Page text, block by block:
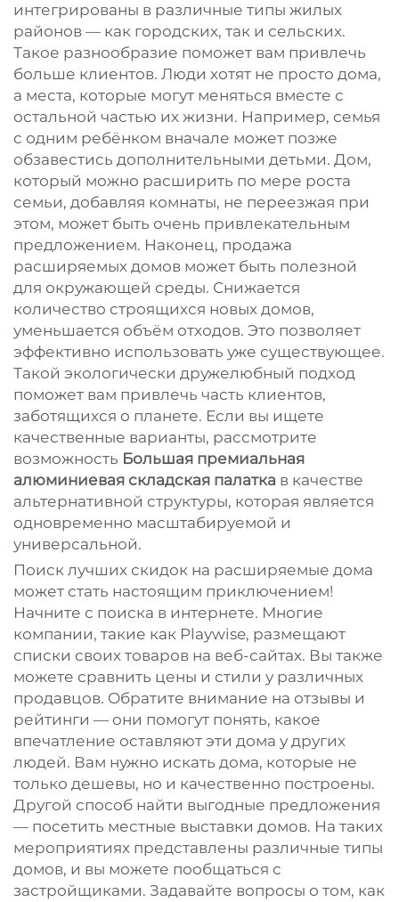
интегрированы в различные типы жилых
районов — как городских, так и сельских.
Такое разнообразие поможет вам привлечь
больше клиентов. Люди хотят не просто дома,
а места, которые могут меняться вместе с
остальной частью их жизни. Например, семья
с одним ребёнком вначале может позже
обзавестись дополнительными детьми. Дом,
который можно расширить по мере роста
семьи, добавляя комнаты, не переезжая при
этом, может быть очень привлекательным
предложением. Наконец, продажа
расширяемых домов может быть полезной
для окружающей среды. Снижается
количество строящихся новых домов,
уменьшается объём отходов. Это позволяет
эффективно использовать уже существующее.
Такой экологически дружелюбный подход
поможет вам привлечь часть клиентов,
заботящихся о планете. Если вы ищете
качественные варианты, рассмотрите
возможность Большая премиальная
алюминиевая складская палатка в качестве
альтернативной структуры, которая является
одновременно масштабируемой и
универсальной.
Поиск лучших скидок на расширяемые дома
может стать настоящим приключением!
Начните с поиска в интернете. Многие
компании, такие как Playwise, размещают
списки своих товаров на веб-сайтах. Вы также
можете сравнить цены и стили у различных
продавцов. Обратите внимание на отзывы и
рейтинги — они помогут понять, какое
впечатление оставляют эти дома у других
людей. Вам нужно искать дома, которые не
только дешевы, но и качественно построены.
Другой способ найти выгодные предложения
— посетить местные выставки домов. На таких
мероприятиях представлены различные типы
домов, и вы можете пообщаться с
застройщиками. Задавайте вопросы о том, как